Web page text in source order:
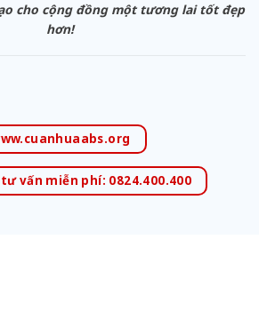
cho cộng đồng một tương lai tốt đẹp
hơn!
vấn miễn phí: 0824.400.400